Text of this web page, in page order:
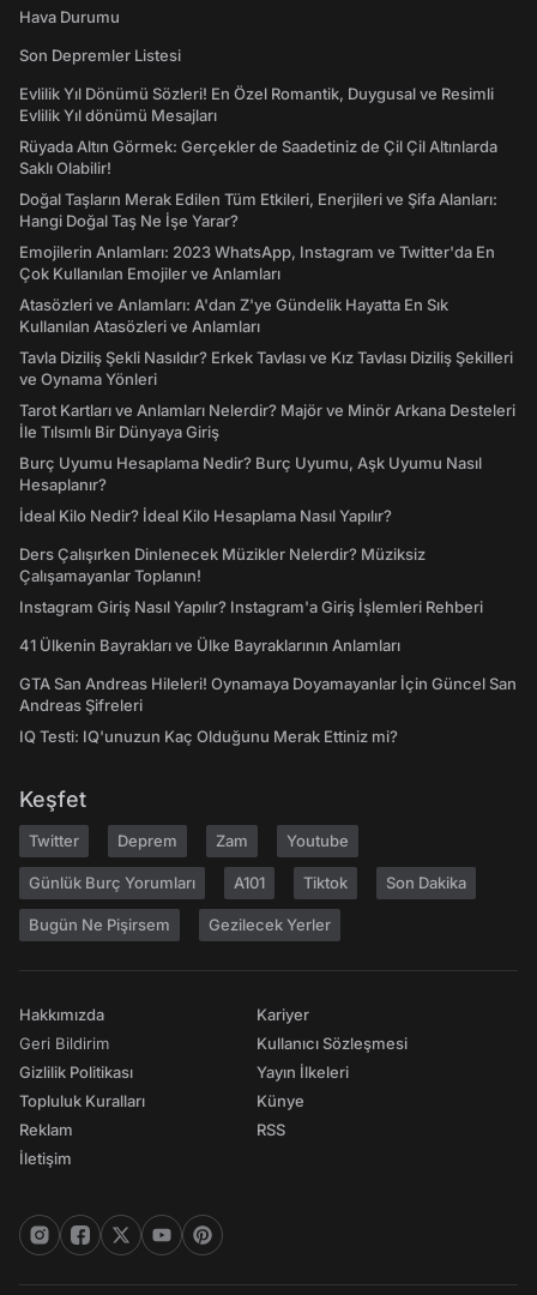
Hava Durumu
Son Depremler Listesi
Evlilik Yıl Dönümü Sözleri! En Özel Romantik, Duygusal ve Resimli
Evlilik Yıl dönümü Mesajları
Rüyada Altın Görmek: Gerçekler de Saadetiniz de Çil Çil Altınlarda
Saklı Olabilir!
Doğal Taşların Merak Edilen Tüm Etkileri, Enerjileri ve Şifa Alanları:
Hangi Doğal Taş Ne İşe Yarar?
Emojilerin Anlamları: 2023 WhatsApp, Instagram ve Twitter'da En
Çok Kullanılan Emojiler ve Anlamları
Atasözleri ve Anlamları: A'dan Z'ye Gündelik Hayatta En Sık
Kullanılan Atasözleri ve Anlamları
Tavla Diziliş Şekli Nasıldır? Erkek Tavlası ve Kız Tavlası Diziliş Şekilleri
ve Oynama Yönleri
Tarot Kartları ve Anlamları Nelerdir? Majör ve Minör Arkana Desteleri
İle Tılsımlı Bir Dünyaya Giriş
Burç Uyumu Hesaplama Nedir? Burç Uyumu, Aşk Uyumu Nasıl
Hesaplanır?
İdeal Kilo Nedir? İdeal Kilo Hesaplama Nasıl Yapılır?
Ders Çalışırken Dinlenecek Müzikler Nelerdir? Müziksiz
Çalışamayanlar Toplanın!
Instagram Giriş Nasıl Yapılır? Instagram'a Giriş İşlemleri Rehberi
41 Ülkenin Bayrakları ve Ülke Bayraklarının Anlamları
GTA San Andreas Hileleri! Oynamaya Doyamayanlar İçin Güncel San
Andreas Şifreleri
IQ Testi: IQ'unuzun Kaç Olduğunu Merak Ettiniz mi?
Keşfet
Twitter Deprem Zam Youtube
Günlük Burç Yorumları A101 Tiktok Son Dakika
Bugün Ne Pişirsem Gezilecek Yerler
Hakkımızda
Geri Bildirim
Gizlilik Politikası
Topluluk Kuralları
Reklam
İletişim
Kariyer
Kullanıcı Sözleşmesi
Yayın İlkeleri
Künye
RSS